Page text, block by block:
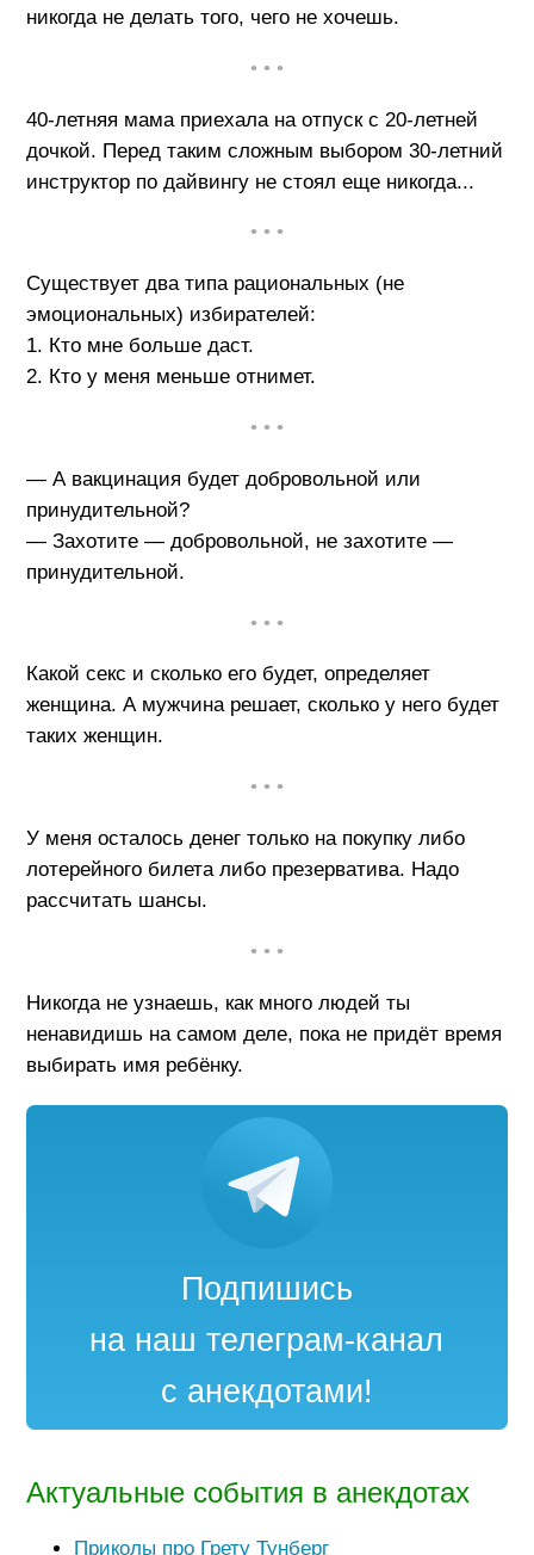
никогда не делать того, чего не хочешь.
• • •
40-летняя мама приехала на отпуск с 20-летней
дочкой. Перед таким сложным выбором 30-летний
инструктор по дайвингу не стоял еще никогда...
• • •
Существует два типа рациональных (не
эмоциональных) избирателей:
1. Кто мне больше даст.
2. Кто у меня меньше отнимет.
• • •
— А вакцинация будет добровольной или
принудительной?
— Захотите — добровольной, не захотите —
принудительной.
• • •
Какой секс и сколько его будет, определяет
женщина. А мужчина решает, сколько у него будет
таких женщин.
• • •
У меня осталось денег только на покупку либо
лотерейного билета либо презерватива. Надо
рассчитать шансы.
• • •
Никогда не узнаешь, как много людей ты
ненавидишь на самом деле, пока не придёт время
выбирать имя ребёнку.
Подпишись
на наш телеграм-канал
с анекдотами!
Актуальные события в анекдотах
Приколы про Грету Тунберг